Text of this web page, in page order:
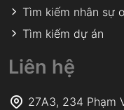
Tìm kiếm nhân sự
Tìm kiếm dự án
Liên hệ
27A3, 234 Phạm